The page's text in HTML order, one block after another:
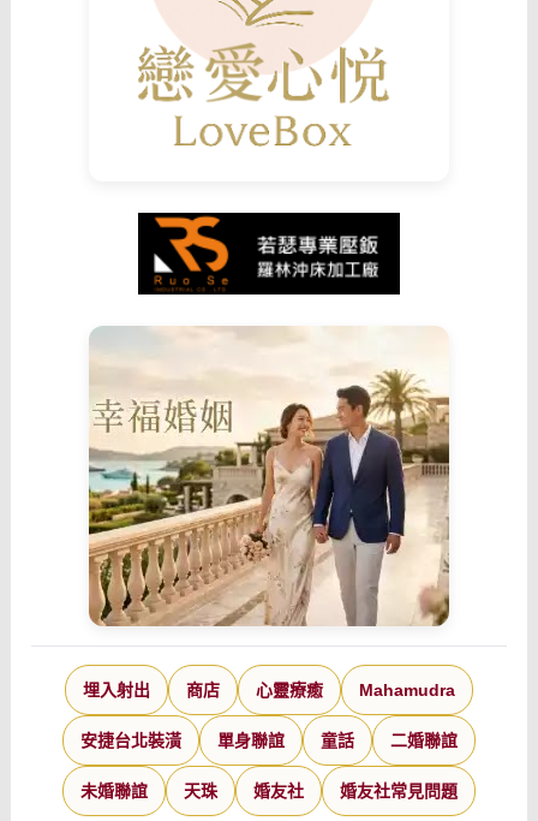
埋入射出 商店 心靈療癒 Mahamudra
安捷台北裝潢 單身聯誼 童話 二婚聯誼
未婚聯誼 天珠 婚友社 婚友社常見問題